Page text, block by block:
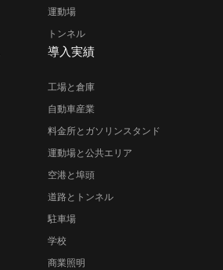
運動場
トンネル
導入実績
工場と倉庫
自動車産業
料金所とガソリンスタンド
運動場と公共エリア
空港と埠頭
道路とトンネル
駐車場
学校
商業照明